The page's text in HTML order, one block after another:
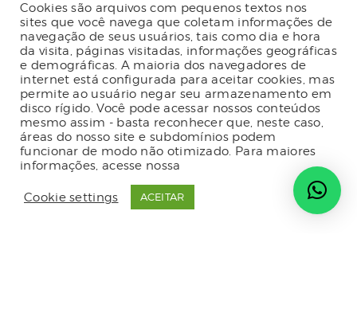
Advogado online
Planos de assessoria mensal
2023 Malgueiro Campos Zardo Advocacia |
Termos e condições de uso do site|Política
de privacidade| Código de conduta|
Política de privacidade para fornecedores|
Política de gestão de crises e continuidade
de negócios
| Desenvolvido por
Radar do
Marketing
Cookies são arquivos com pequenos textos nos
sites que você navega que coletam informações de
navegação de seus usuários, tais como dia e hora
da visita, páginas visitadas, informações geográficas
e demográficas. A maioria dos navegadores de
internet está configurada para aceitar cookies, mas
permite ao usuário negar seu armazenamento em
disco rígido. Você pode acessar nossos conteúdos
mesmo assim - basta reconhecer que, neste caso,
áreas do nosso site e subdomínios podem
funcionar de modo não otimizado. Para maiores
informações, acesse nossa
Política de Privacidade
Cookie settings ACEITAR